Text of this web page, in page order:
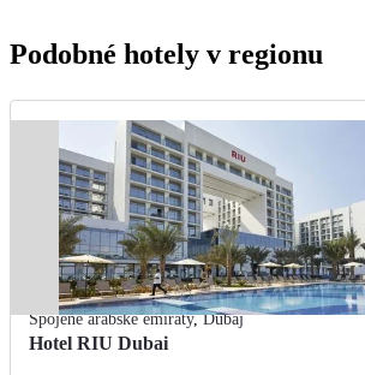
Podobné hotely v regionu
Spojené arabské emiráty,Dubaj
Hotel RIU Dubai